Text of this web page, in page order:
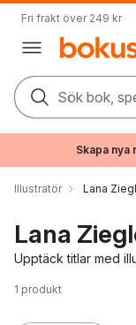
Fri frakt över 249 kr
Sök bok,
Skapa nya
Illustratör Lana
Lana
Upptäck titlar med
1 produkt